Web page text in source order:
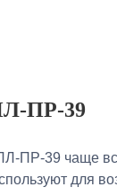
ПР-39
ПР-39 чаще
для